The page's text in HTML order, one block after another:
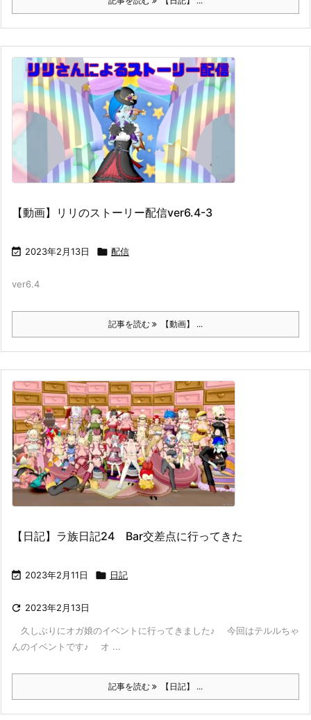
【動画】リリのストーリー配信ver6.4-3
 2023年2月13日  配信
ver6.4
記事を読む 【動画】 ...
【日記】ラ族日記24 Bar交差点に行ってきた
 2023年2月11日  日記
 2023年2月13日
久しぶりにオガ娘のイベントに行ってきました♪ 今回はテルルちゃ
んのイベントです♪ オ ...
記事を読む 【日記】 ...